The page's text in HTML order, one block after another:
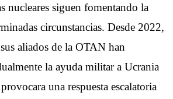
nucleares siguen fomentando la
circunstancias. Desde 2022,
aliados de la OTAN han
la ayuda militar a Ucrania
una respuesta escalatoria